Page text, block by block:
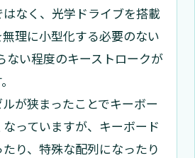
なく、光学ドライブを搭載
理に小型化する必要のない
ない程度のキーストロークが
が狭まったことでキーボー
っていますが、キーボード
り、特殊な配列になったり